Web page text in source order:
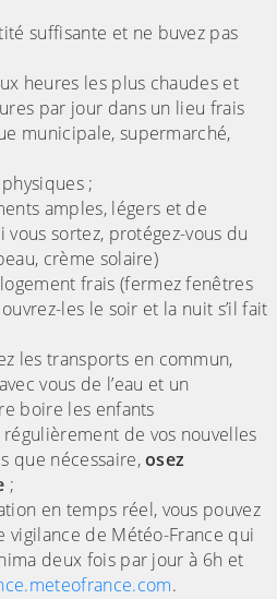
suffisante et ne buvez pas
heures les plus chaudes et
par jour dans un lieu frais
municipale, supermarché,
;
amples, légers et de
vous sortez, protégez-vous du
crème solaire)
frais (fermez fenêtres
les le soir et la nuit s’il fait
les transports en commun,
vous de l’eau et un
boire les enfants
régulièrement de vos nouvelles
que nécessaire,osez
;
en temps réel, vous pouvez
vigilance de Météo-France qui
deux fois par jour à 6h et
.